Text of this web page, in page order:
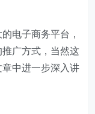
电子商务平台，
广方式，当然这
中进一步深入讲